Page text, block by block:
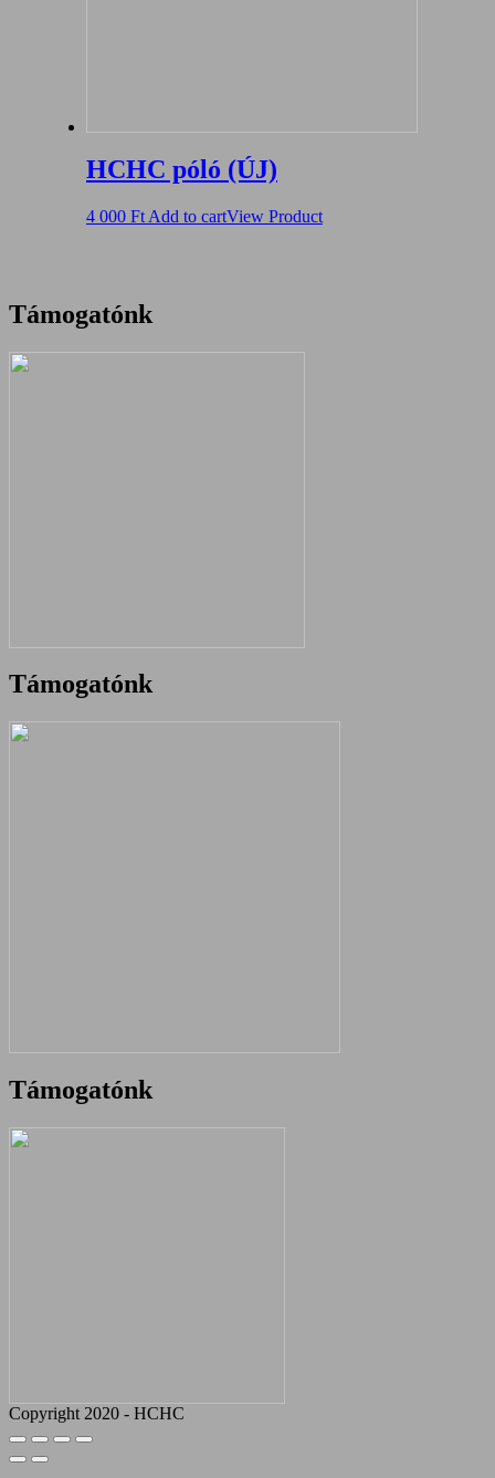
HCHC póló (ÚJ)
4 000 Ft Add to cartView Product
Támogatónk
Támogatónk
Támogatónk
Copyright 2020 - HCHC